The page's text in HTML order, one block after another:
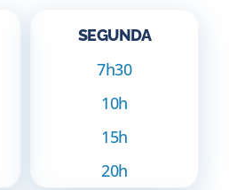
SEGUNDA
7h30
10h
15h
20h